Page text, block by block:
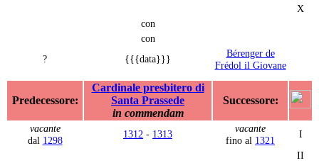
X
con
con
?
{{{data}}}
Bérenger de
Frédol il Giovane
Predecessore:
Cardinale presbitero di
Santa Prassede
in commendam
Successore:
vacante
dal 1298
1312 - 1313
vacante
fino al 1321
I
II